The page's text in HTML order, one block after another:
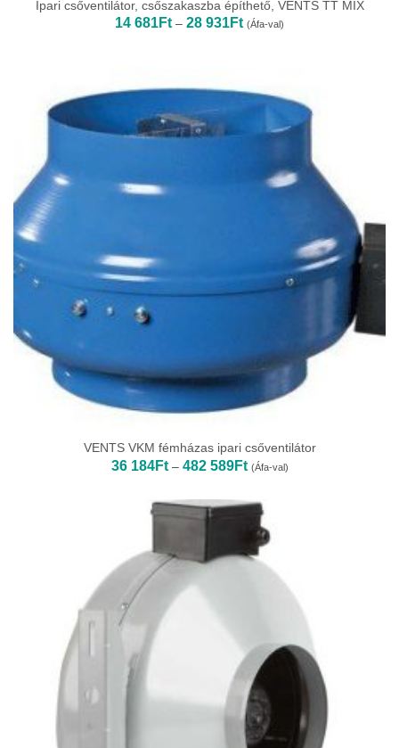
Ipari csőventilátor, csőszakaszba építhető, VENTS TT MIX
14 681Ft – 28 931FtÁrtartomány:
14
(Áfa-val)
VENTS VKM fémházas ipari csőventilátor
36 184Ft – 482 589FtÁrtartomány:
36
-
482
589Ft
(Áfa-val)